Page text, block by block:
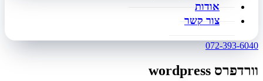
אודות
צור קשר
072-393-6040
וורדפרס wordpress